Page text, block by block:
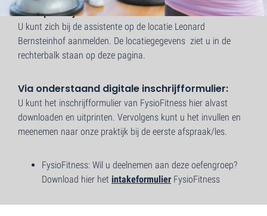
In de praktijk:
U kunt zich bij de assistente op de locatie Leonard
Bernsteinhof aanmelden. De locatiegegevens ziet u in de
rechterbalk staan op deze pagina.
Via onderstaand digitale inschrijfformulier:
U kunt het inschrijfformulier van FysioFitness hier alvast
downloaden en uitprinten. Vervolgens kunt u het invullen en
meenemen naar onze praktijk bij de eerste afspraak/les.
FysioFitness: Wil u deelnemen aan deze oefengroep?
Download hier het intakeformulier FysioFitness